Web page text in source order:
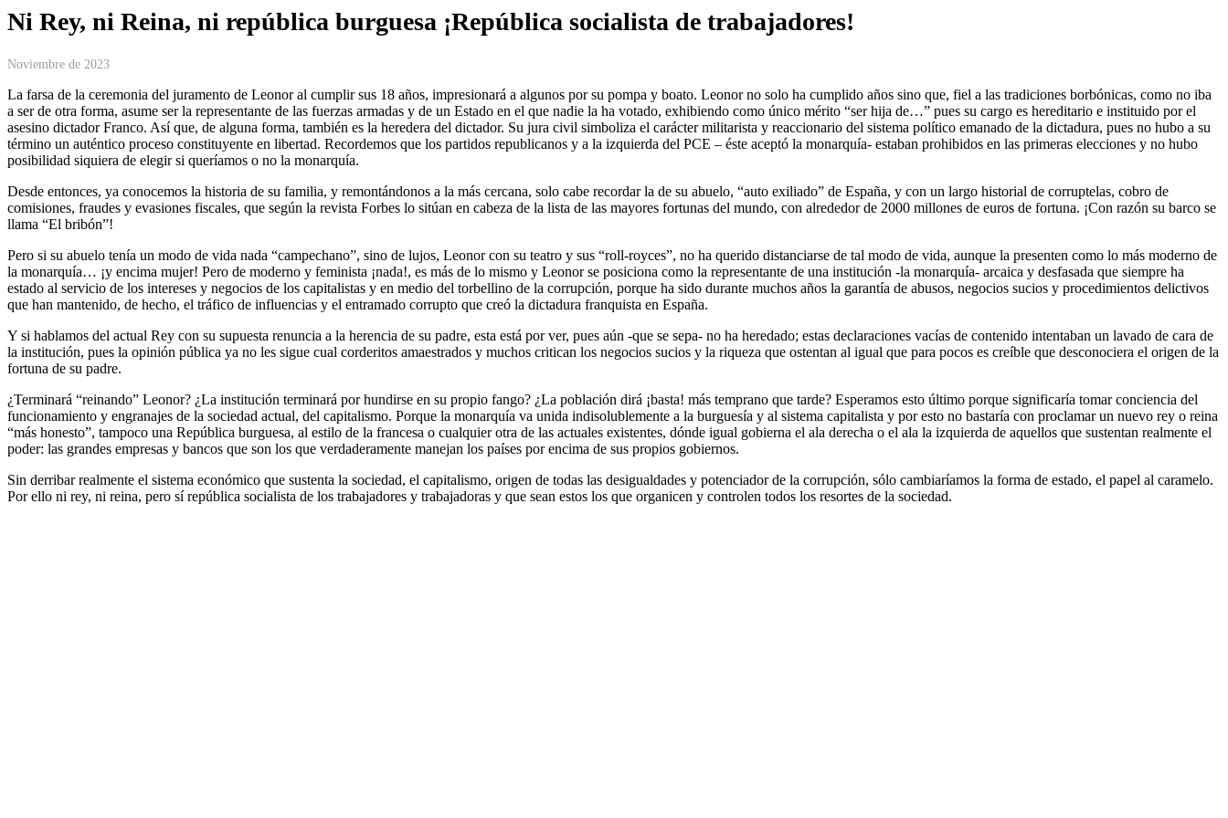
Ni Rey, ni Reina, ni república burguesa ¡República socialista de trabajadores!
Noviembre de 2023
La farsa de la ceremonia del juramento de Leonor al cumplir sus 18 años, impresionará a algunos por su pompa y boato. Leonor no solo ha cumplido años sino que, fiel a las tradiciones borbónicas, como no iba
a ser de otra forma, asume ser la representante de las fuerzas armadas y de un Estado en el que nadie la ha votado, exhibiendo como único mérito “ser hija de…” pues su cargo es hereditario e instituido por el
asesino dictador Franco. Así que, de alguna forma, también es la heredera del dictador. Su jura civil simboliza el carácter militarista y reaccionario del sistema político emanado de la dictadura, pues no hubo a su
término un auténtico proceso constituyente en libertad. Recordemos que los partidos republicanos y a la izquierda del PCE – éste aceptó la monarquía- estaban prohibidos en las primeras elecciones y no hubo
posibilidad siquiera de elegir si queríamos o no la monarquía.
Desde entonces, ya conocemos la historia de su familia, y remontándonos a la más cercana, solo cabe recordar la de su abuelo, “auto exiliado” de España, y con un largo historial de corruptelas, cobro de
comisiones, fraudes y evasiones fiscales, que según la revista Forbes lo sitúan en cabeza de la lista de las mayores fortunas del mundo, con alrededor de 2000 millones de euros de fortuna. ¡Con razón su barco se
llama “El bribón”!
Pero si su abuelo tenía un modo de vida nada “campechano”, sino de lujos, Leonor con su teatro y sus “roll-royces”, no ha querido distanciarse de tal modo de vida, aunque la presenten como lo más moderno de
la monarquía… ¡y encima mujer! Pero de moderno y feminista ¡nada!, es más de lo mismo y Leonor se posiciona como la representante de una institución -la monarquía- arcaica y desfasada que siempre ha
estado al servicio de los intereses y negocios de los capitalistas y en medio del torbellino de la corrupción, porque ha sido durante muchos años la garantía de abusos, negocios sucios y procedimientos delictivos
que han mantenido, de hecho, el tráfico de influencias y el entramado corrupto que creó la dictadura franquista en España.
Y si hablamos del actual Rey con su supuesta renuncia a la herencia de su padre, esta está por ver, pues aún -que se sepa- no ha heredado; estas declaraciones vacías de contenido intentaban un lavado de cara de
la institución, pues la opinión pública ya no les sigue cual corderitos amaestrados y muchos critican los negocios sucios y la riqueza que ostentan al igual que para pocos es creíble que desconociera el origen de la
fortuna de su padre.
¿Terminará “reinando” Leonor? ¿La institución terminará por hundirse en su propio fango? ¿La población dirá ¡basta! más temprano que tarde? Esperamos esto último porque significaría tomar conciencia del
funcionamiento y engranajes de la sociedad actual, del capitalismo. Porque la monarquía va unida indisolublemente a la burguesía y al sistema capitalista y por esto no bastaría con proclamar un nuevo rey o reina
“más honesto”, tampoco una República burguesa, al estilo de la francesa o cualquier otra de las actuales existentes, dónde igual gobierna el ala derecha o el ala la izquierda de aquellos que sustentan realmente el
poder: las grandes empresas y bancos que son los que verdaderamente manejan los países por encima de sus propios gobiernos.
Sin derribar realmente el sistema económico que sustenta la sociedad, el capitalismo, origen de todas las desigualdades y potenciador de la corrupción, sólo cambiaríamos la forma de estado, el papel al caramelo.
Por ello ni rey, ni reina, pero sí república socialista de los trabajadores y trabajadoras y que sean estos los que organicen y controlen todos los resortes de la sociedad.